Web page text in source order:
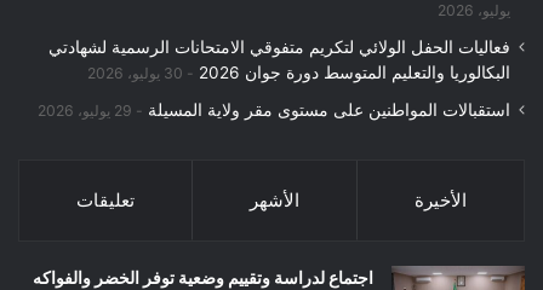
يوليو، 2026
فعاليات الحفل الولائي لتكريم متفوقي الامتحانات الرسمية لشهادتي
البكالوريا والتعليم المتوسط دورة جوان 2026
30 يوليو، 2026
استقبالات المواطنين على مستوى مقر ولاية المسيلة 29 يوليو، 2026
الأخيرة الأشهر تعليقات
اجتماع لدراسة وتقييم وضعية توفر الخضر والفواكه